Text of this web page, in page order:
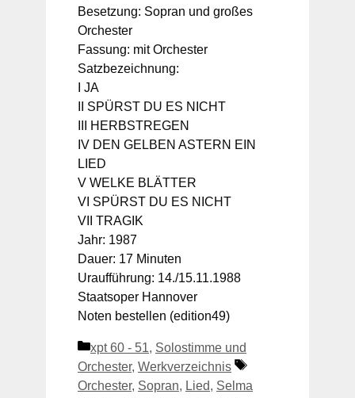
Besetzung: Sopran und großes
Orchester
Fassung: mit Orchester
Satzbezeichnung:
I JA
II SPÜRST DU ES NICHT
III HERBSTREGEN
IV DEN GELBEN ASTERN EIN
LIED
V WELKE BLÄTTER
VI SPÜRST DU ES NICHT
VII TRAGIK
Jahr: 1987
Dauer: 17 Minuten
Uraufführung: 14./15.11.1988
Staatsoper Hannover
Noten bestellen (edition49)
Kategorien
xpt 60 - 51, Solostimme und
Orchester, Werkverzeichnis
Schlagwörter
Orchester, Sopran, Lied, Selma